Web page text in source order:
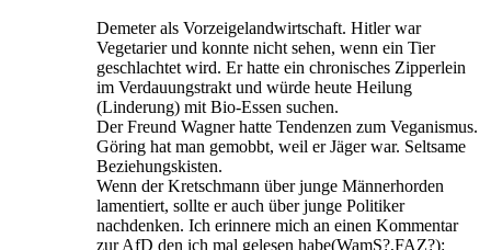
Demeter als Vorzeigelandwirtschaft. Hitler war
Vegetarier und konnte nicht sehen, wenn ein Tier
geschlachtet wird. Er hatte ein chronisches Zipperlein
im Verdauungstrakt und würde heute Heilung
(Linderung) mit Bio-Essen suchen.
Der Freund Wagner hatte Tendenzen zum Veganismus.
Göring hat man gemobbt, weil er Jäger war. Seltsame
Beziehungskisten.
Wenn der Kretschmann über junge Männerhorden
lamentiert, sollte er auch über junge Politiker
nachdenken. Ich erinnere mich an einen Kommentar
zur AfD den ich mal gelesen habe(WamS?,FAZ?):